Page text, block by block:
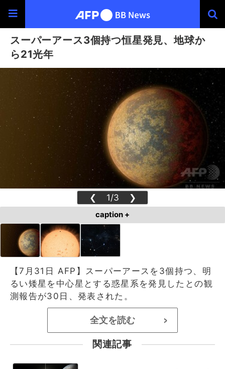
スーパーアース3個持つ恒星発見、地球か
ら21光年
❮ 1/3 ❯
caption +
【7月31日 AFP】スーパーアースを3個持つ、明
るい矮星を中心星とする惑星系を発見したとの観
測報告が30日、発表された。
全文を読む >
関連記事